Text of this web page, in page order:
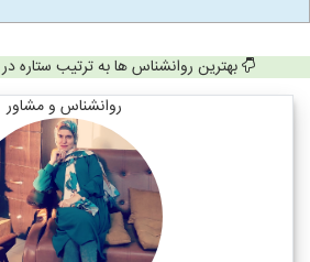
بهترین روانشناس ها به ترتیب ستاره
روانشناس و مشاور